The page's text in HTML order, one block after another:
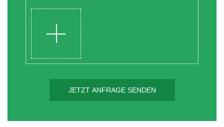
JETZT ANFRAGE SENDEN